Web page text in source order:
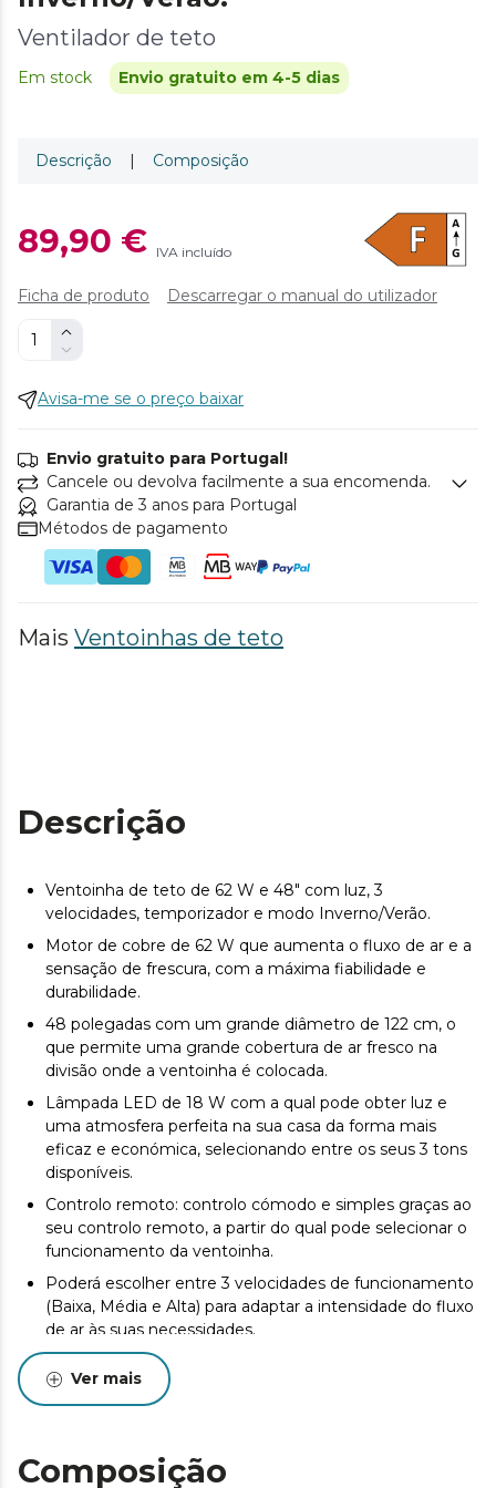
Ventilador de teto
Em stock Envio gratuito em 4-5 dias
Descrição | Composição
89,90 € IVA incluído
Ficha de produto Descarregar o manual do utilizador
Avisa-me se o preço baixar
Envio gratuito para Portugal!
Cancele ou devolva facilmente a sua encomenda.
Garantia de 3 anos para Portugal
Métodos de pagamento
Mais Ventoinhas de teto
Descrição
Ventoinha de teto de 62 W e 48" com luz, 3
velocidades, temporizador e modo Inverno/Verão.
Motor de cobre de 62 W que aumenta o fluxo de ar e a
sensação de frescura, com a máxima fiabilidade e
durabilidade.
48 polegadas com um grande diâmetro de 122 cm, o
que permite uma grande cobertura de ar fresco na
divisão onde a ventoinha é colocada.
Lâmpada LED de 18 W com a qual pode obter luz e
uma atmosfera perfeita na sua casa da forma mais
eficaz e económica, selecionando entre os seus 3 tons
disponíveis.
Controlo remoto: controlo cómodo e simples graças ao
seu controlo remoto, a partir do qual pode selecionar o
funcionamento da ventoinha.
Poderá escolher entre 3 velocidades de funcionamento
(Baixa, Média e Alta) para adaptar a intensidade do fluxo
de ar às suas necessidades.
Temporizador programável até 8 horas, que permite
selecionar o tempo de funcionamento desejado, após o
qual a ventoinha desligará.
inovadoras, aerodinâmicas e de grande diâmetro,
Ver mais
Composição